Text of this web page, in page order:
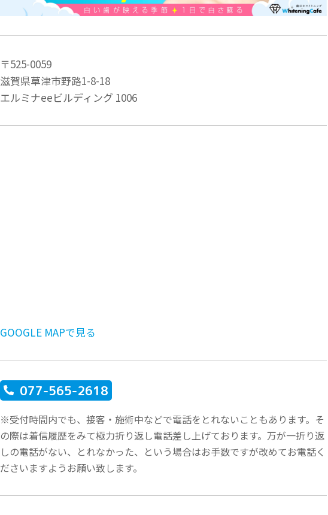
〒525-0059
滋賀県草津市野路1-8-18
エルミナeeビルディング 1006
GOOGLE MAPで見る
077-565-2618
※受付時間内でも、接客・施術中などで電話をとれないこともあります。そ
の際は着信履歴をみて極力折り返し電話差し上げております。万が一折り返
しの電話がない、とれなかった、という場合はお手数ですが改めてお電話く
ださいますようお願い致します。